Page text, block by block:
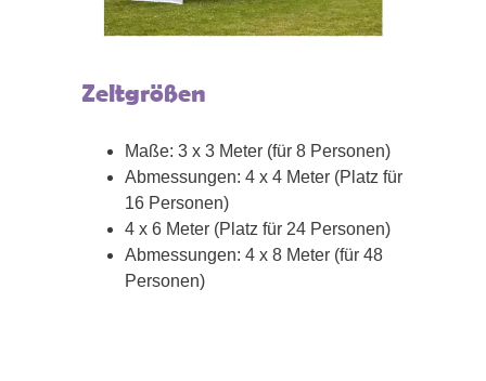
Zeltgrößen
Maße: 3 x 3 Meter (für 8 Personen)
Abmessungen: 4 x 4 Meter (Platz für
16 Personen)
4 x 6 Meter (Platz für 24 Personen)
Abmessungen: 4 x 8 Meter (für 48
Personen)